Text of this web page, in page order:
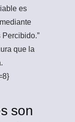
es
que la
son